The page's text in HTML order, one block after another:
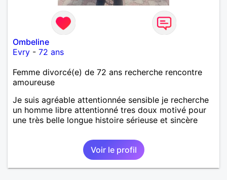
Ombeline
Evry - 72 ans
Femme divorcé(e) de 72 ans recherche rencontre
amoureuse
Je suis agréable attentionnée sensible je recherche
un homme libre attentionné tres doux motivé pour
une très belle longue histoire sérieuse et sincère
Voir le profil